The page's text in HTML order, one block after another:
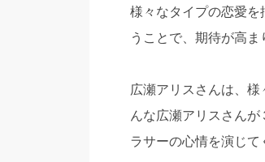
様々なタイプの恋愛
うことで、期待が高ま
広瀬アリスさんは、
んな広瀬アリスさん
ラサーの心情を演じて